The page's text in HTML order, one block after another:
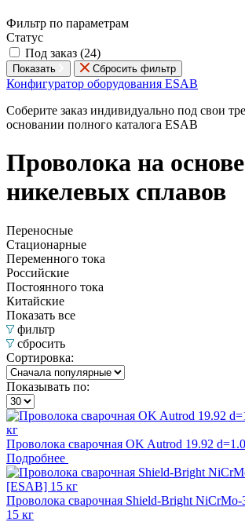
Фильтр по параметрам
Статус
Под заказ (24)
Показать Сбросить фильтр
Конфигуратор оборудования ESAB
Соберите заказ индивидуально под свои
основании полного каталога ESAB
Проволока на основе
никелевых сплавов
Переносные
Стационарные
Переменного тока
Российские
Постоянного тока
Китайские
Показать все
фильтр
сбросить
Сортировка:
Показывать по:
Проволока сварочная OK Autrod 19.92
Подробнее
Проволока сварочная Shield-Bright
15 кг